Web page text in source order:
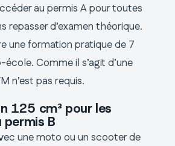
au permis A pour toutes
repasser d’examen théorique.
une formation pratique de 7
Comme il s’agit d’une
n’est pas requis.
125 cm³ pour les
B
une moto ou un scooter de